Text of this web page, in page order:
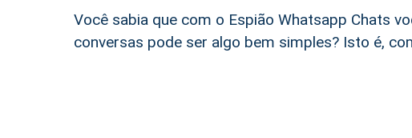
Você sabia que com o Espião Whatsapp Chats
conversas pode ser algo bem simples? Isto é,